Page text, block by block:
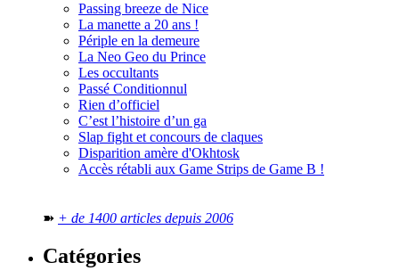
Passing breeze de Nice
La manette a 20 ans !
Périple en la demeure
La Neo Geo du Prince
Les occultants
Passé Conditionnul
Rien d’officiel
C’est l’histoire d’un ga
Slap fight et concours de claques
Disparition amère d'Okhtosk
Accès rétabli aux Game Strips de Game B !
➽ + de 1400 articles depuis 2006
Catégories